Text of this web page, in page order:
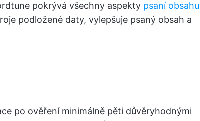
pokrývá všechny aspekty psaní obsahu
podložené daty, vylepšuje psaný obsah a
po ověření minimálně pěti důvěryhodnými